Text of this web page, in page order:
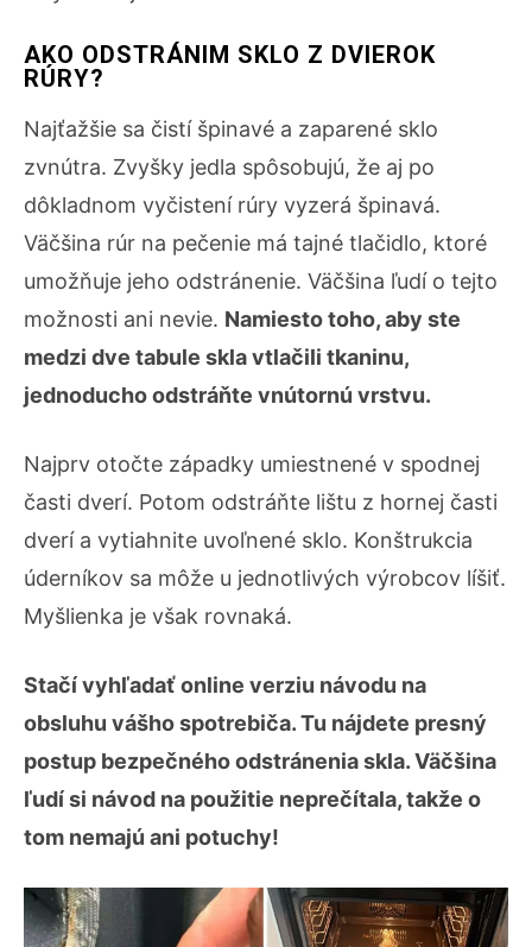
AKO ODSTRÁNIM SKLO Z DVIEROK
RÚRY?
Najťažšie sa čistí špinavé a zaparené sklo
zvnútra. Zvyšky jedla spôsobujú, že aj po
dôkladnom vyčistení rúry vyzerá špinavá.
Väčšina rúr na pečenie má tajné tlačidlo, ktoré
umožňuje jeho odstránenie. Väčšina ľudí o tejto
možnosti ani nevie. Namiesto toho, aby ste
medzi dve tabule skla vtlačili tkaninu,
jednoducho odstráňte vnútornú vrstvu.
Najprv otočte západky umiestnené v spodnej
časti dverí. Potom odstráňte lištu z hornej časti
dverí a vytiahnite uvoľnené sklo. Konštrukcia
úderníkov sa môže u jednotlivých výrobcov líšiť.
Myšlienka je však rovnaká.
Stačí vyhľadať online verziu návodu na
obsluhu vášho spotrebiča. Tu nájdete presný
postup bezpečného odstránenia skla. Väčšina
ľudí si návod na použitie neprečítala, takže o
tom nemajú ani potuchy!